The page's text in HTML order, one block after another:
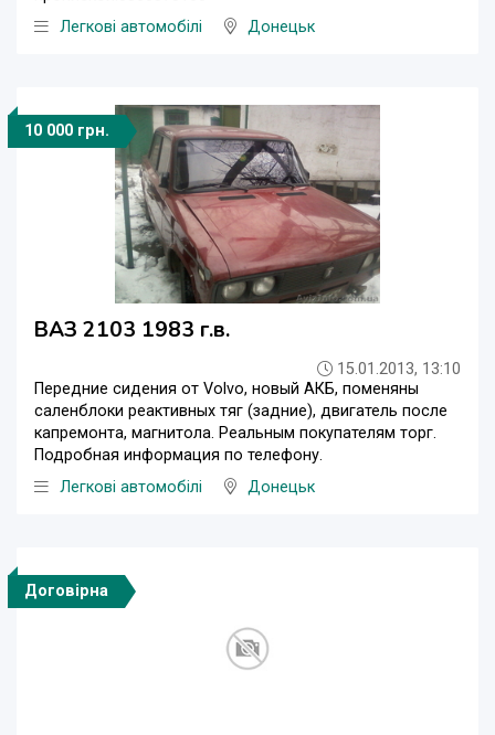
Легкові автомобілі
Донецьк
10 000 грн.
ВАЗ 2103 1983 г.в.
15.01.2013, 13:10
Передние сидения от Volvo, новый АКБ, поменяны
саленблоки реактивных тяг (задние), двигатель после
капремонта, магнитола. Реальным покупателям торг.
Подробная информация по телефону.
Легкові автомобілі
Донецьк
Договірна